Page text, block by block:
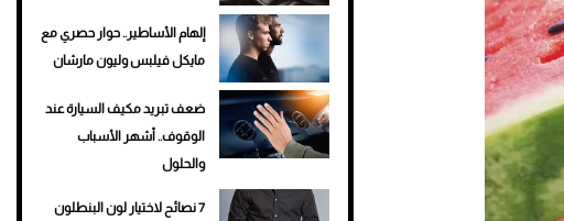
إلهام الأساطير.. حوار حصري مع
مايكل فيلبس وليون مارشان
ضعف تبريد مكيف السيارة عند
الوقوف.. أشهر الأسباب
والحلول
7 نصائح لاختيار لون البنطلون